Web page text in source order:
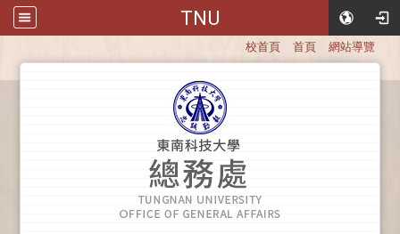
TNU
校首頁 首頁 網站導覽